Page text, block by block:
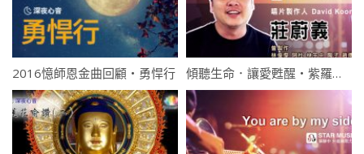
2016憶師恩金曲回顧・勇悍行 傾聽生命．讓愛甦醒・紫羅蘭鋼琴版